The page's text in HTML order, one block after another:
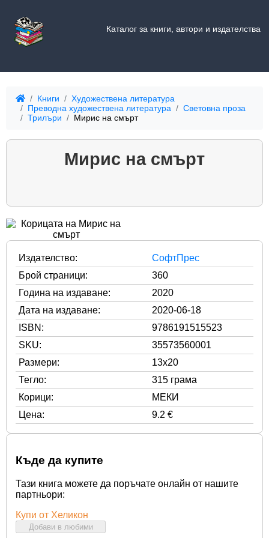
Каталог за книги, автори и издателства
Книги
Художествена литература
Преводна художествена литература
Световна проза
Трилъри
Мирис на смърт
Мирис на смърт
Издателство:
СофтПрес
Брой страници:
360
Година на издаване:
2020
Дата на издаване:
2020-06-18
ISBN:
9786191515523
SKU:
35573560001
Размери:
13x20
Тегло:
315 грама
Корици:
МЕКИ
Цена:
9.2 €
Къде да купите
Тази книга можете да поръчате онлайн от нашите
партньори:
Купи от Хеликон
Добави в любими